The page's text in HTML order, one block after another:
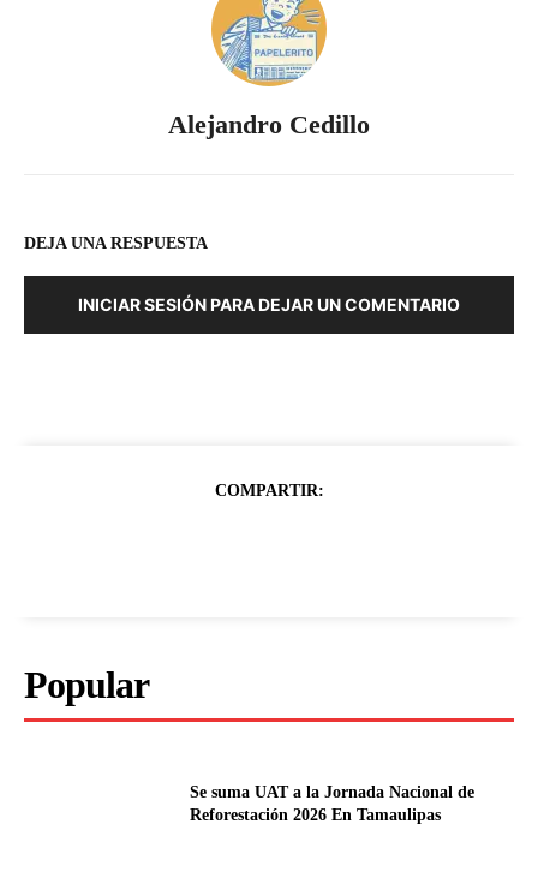
Alejandro Cedillo
DEJA UNA RESPUESTA
INICIAR SESIÓN PARA DEJAR UN COMENTARIO
COMPARTIR:
Popular
Se suma UAT a la Jornada Nacional de
Reforestación 2026 En Tamaulipas